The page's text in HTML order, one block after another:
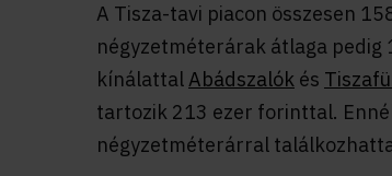
A Tisza-tavi piacon összesen
négyzetméterárak átlaga
kínálattalAbádszalók és
tartozik 213 ezer forinttal.
négyzetméterárral